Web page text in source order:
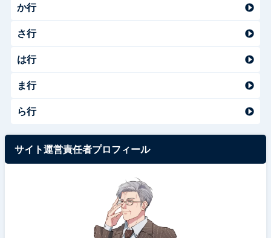
か行
さ行
は行
ま行
ら行
サイト運営責任者プロフィール